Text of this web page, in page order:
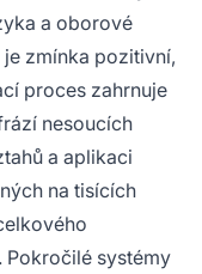
a oborové
zmínka pozitivní,
proces zahrnuje
nesoucích
a aplikaci
na tisících
Pokročilé systémy